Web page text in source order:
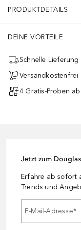
PRODUKTDETAILS
DEINE VORTEILE
Schnelle
Versandkostenfrei
4 Gratis-Proben ab
Jetzt zum
Erfahre ab sofort
Trends und
E-Mail-Adresse*